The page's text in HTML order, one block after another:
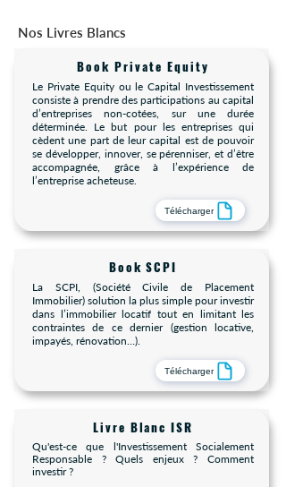
Nos Livres Blancs
Book Private Equity
Le Private Equity ou le Capital Investissement
consiste à prendre des participations au capital
d’entreprises non-cotées, sur une durée
déterminée. Le but pour les entreprises qui
cèdent une part de leur capital est de pouvoir
se développer, innover, se pérenniser, et d’être
accompagnée, grâce à l’expérience de
l’entreprise acheteuse.
Télécharger
Book SCPI
La SCPI, (Société Civile de Placement
Immobilier) solution la plus simple pour investir
dans l’immobilier locatif tout en limitant les
contraintes de ce dernier (gestion locative,
impayés, rénovation…).
Télécharger
Livre Blanc ISR
Qu'est-ce que l'Investissement Socialement
Responsable ? Quels enjeux ? Comment
investir ?